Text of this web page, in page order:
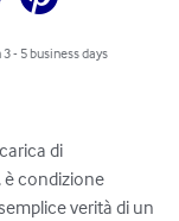
- 5 business days
di
condizione
verità di un